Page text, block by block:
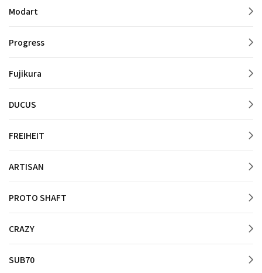
Modart
Progress
Fujikura
DUCUS
FREIHEIT
ARTISAN
PROTO SHAFT
CRAZY
SUB70